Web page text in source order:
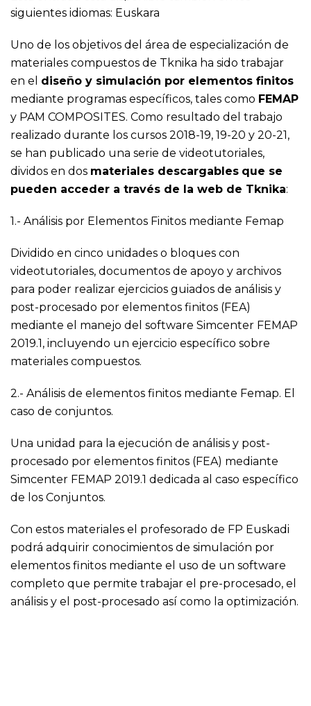
siguientes idiomas: Euskara
Uno de los objetivos del área de especialización de
materiales compuestos de Tknika ha sido trabajar
en el diseño y simulación por elementos finitos
mediante programas específicos, tales como FEMAP
y PAM COMPOSITES. Como resultado del trabajo
realizado durante los cursos 2018-19, 19-20 y 20-21,
se han publicado una serie de videotutoriales,
dividos en dos materiales descargables que se
pueden acceder a través de la web de Tknika:
1.- Análisis por Elementos Finitos mediante Femap
Dividido en cinco unidades o bloques con
videotutoriales, documentos de apoyo y archivos
para poder realizar ejercicios guiados de análisis y
post-procesado por elementos finitos (FEA)
mediante el manejo del software Simcenter FEMAP
2019.1, incluyendo un ejercicio específico sobre
materiales compuestos.
2.- Análisis de elementos finitos mediante Femap. El
caso de conjuntos.
Una unidad para la ejecución de análisis y post-
procesado por elementos finitos (FEA) mediante
Simcenter FEMAP 2019.1 dedicada al caso específico
de los Conjuntos.
Con estos materiales el profesorado de FP Euskadi
podrá adquirir conocimientos de simulación por
elementos finitos mediante el uso de un software
completo que permite trabajar el pre-procesado, el
análisis y el post-procesado así como la optimización.